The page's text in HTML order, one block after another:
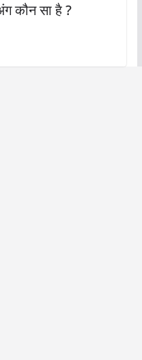
कौन सा है ?